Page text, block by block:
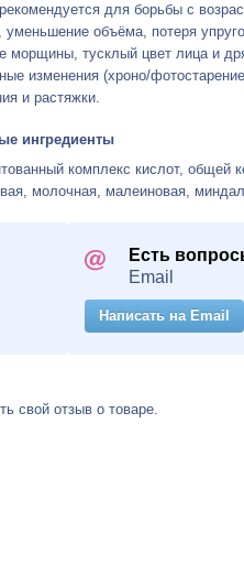
для борьбы с
уменьшение объёма, потеря
морщины, тусклый цвет лица и
изменения (хроно/фотостарение
и растяжки.
ингредиенты
комплекс кислот, общей
молочная, малеиновая,
Есть
Email
Написать на Email
свой отзыв о товаре.